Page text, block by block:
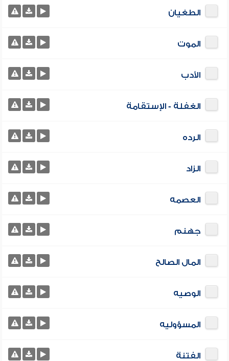
الطغيان
الموت
الأدب
الغفلة - الإستقامة
الرده
الزاد
العصمه
جهنم
المال الصالح
الوصيه
المسؤوليه
الفتنة